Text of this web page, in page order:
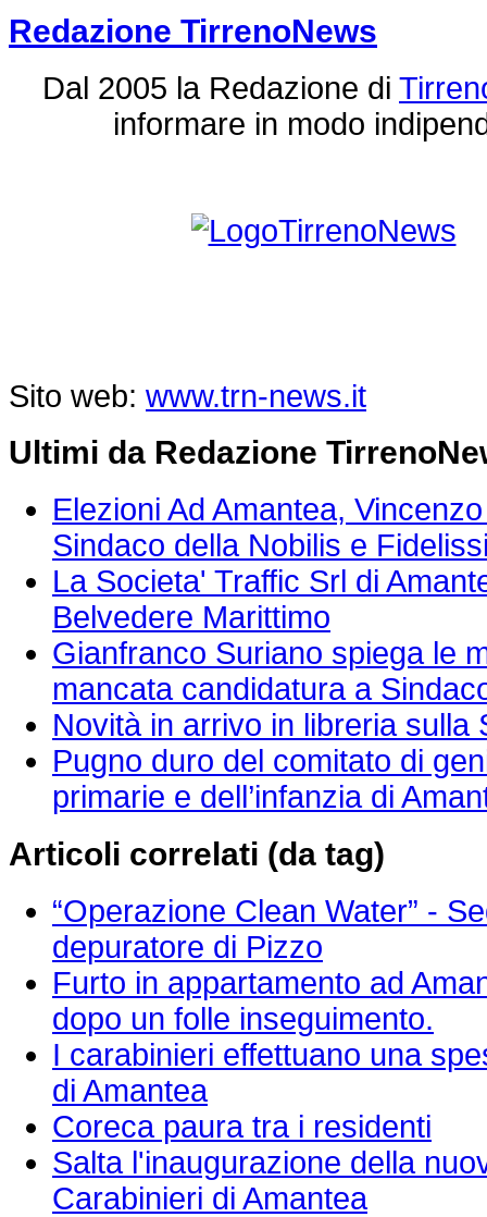
Redazione TirrenoNews
Dal 2005 la Redazione di
informare in modo
Sito web: www.trn-news.it
Ultimi da Redazione
Elezioni Ad Amantea,
Sindaco della Nobilis e
La Societa' Traffic Srl di
Belvedere Marittimo
Gianfranco Suriano spiega le
mancata candidatura a
Novità in arrivo in libreria sulla
Pugno duro del comitato di
primarie e dell’infanzia di
Articoli correlati (da tag)
“Operazione Clean Water” -
depuratore di Pizzo
Furto in appartamento ad
dopo un folle inseguimento.
I carabinieri effettuano una
di Amantea
Coreca paura tra i residenti
Salta l'inaugurazione della
Carabinieri di Amantea